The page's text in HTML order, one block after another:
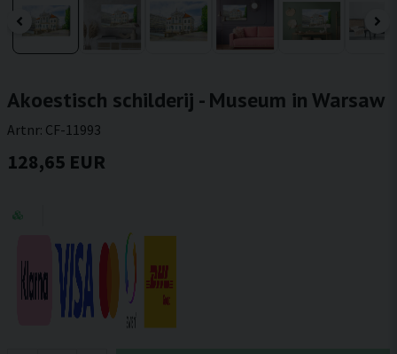
Akoestisch schilderij - Museum in Warsaw
Artnr: CF-11993
128,65 EUR